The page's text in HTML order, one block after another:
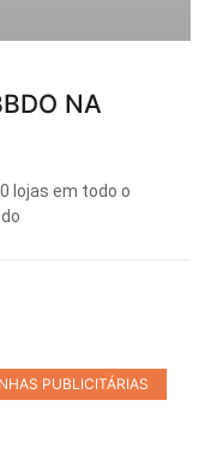
NA
lojas em todo o
PUBLICITÁRIAS